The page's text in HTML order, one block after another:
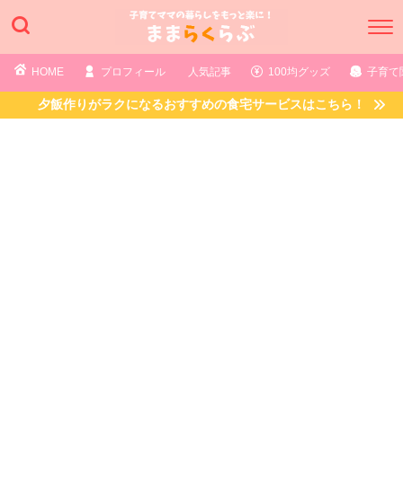
HOME プロフィール 人気記事 100均グッズ 子育て
夕飯作りがラクになるおすすめの食宅サービスはこちら！